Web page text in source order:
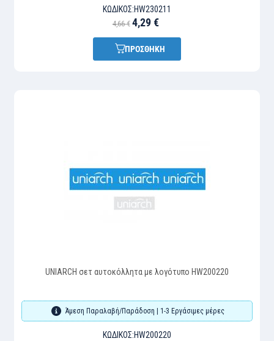
ΚΩΔΙΚΌΣ:HW230211
4,66 € 4,29 €
ΠΡΟΣΘΗΚΗ
UNIARCH σετ αυτοκόλλητα με λογότυπο HW200220
Άμεση Παραλαβή/Παράδοση | 1-3 Εργάσιμες μέρες
ΚΩΔΙΚΌΣ:HW200220